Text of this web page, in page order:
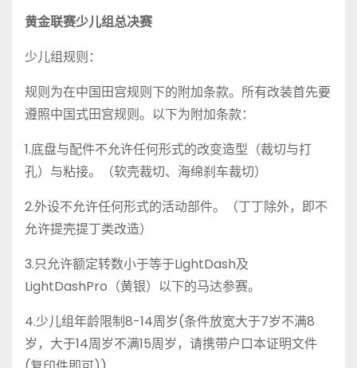
黄金联赛少儿组总决赛
少儿组规则：
规则为在中国田宫规则下的附加条款。所有改装首先要
遵照中国式田宫规则。以下为附加条款：
1.底盘与配件不允许任何形式的改变造型（裁切与打
孔）与粘接。（软壳裁切、海绵刹车裁切）
2.外设不允许任何形式的活动部件。（丁丁除外，即不
允许提壳提丁类改造）
3.只允许额定转数小于等于LightDash及
LightDashPro（黄银）以下的马达参赛。
4.少儿组年龄限制8-14周岁(条件放宽大于7岁不满8
岁，大于14周岁不满15周岁，请携带户口本证明文件